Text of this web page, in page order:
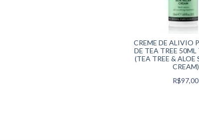
CREME DE ALIVIO
DE TEA TREE 50ML
(TEA TREE & ALOE
CREAM)
R$97,00